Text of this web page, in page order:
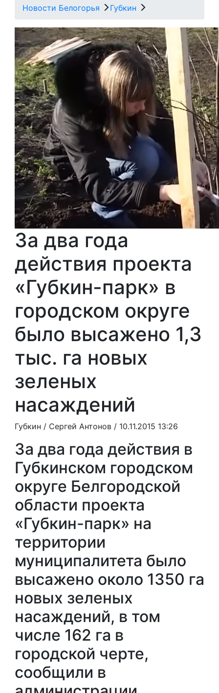
Новости Белогорья Губкин
За два года
действия проекта
«Губкин-парк» в
городском округе
было высажено 1,3
тыс. га новых
зеленых
насаждений
Губкин / Сергей Антонов / 10.11.2015 13:26
За два года действия в
Губкинском городском
округе Белгородской
области проекта
«Губкин-парк» на
территории
муниципалитета было
высажено около 1350 га
новых зеленых
насаждений, в том
числе 162 га в
городской черте,
сообщили в